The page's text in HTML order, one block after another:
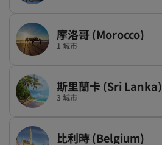
摩洛哥 (Morocco)
1 城市
斯里蘭卡 (Sri Lanka)
3 城市
比利時 (Belgium)